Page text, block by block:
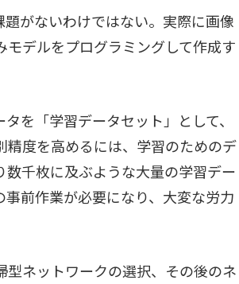
がないわけではない。実際に画像
デルをプログラミングして作成す
を「学習データセット」として、
度を高めるには、学習のためのデ
千枚に及ぶような大量の学習デー
前作業が必要になり、大変な労力
ネットワークの選択、その後のネ